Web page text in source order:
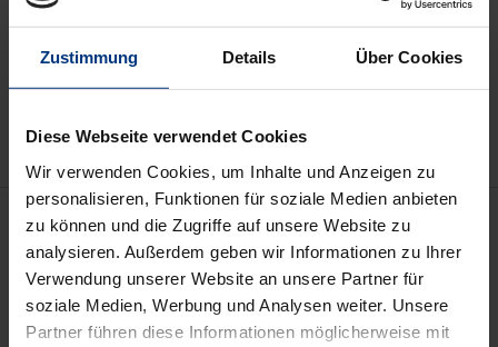
Zustimmung Details Über Cookies
Diese Webseite verwendet Cookies
Wir verwenden Cookies, um Inhalte und Anzeigen zu
personalisieren, Funktionen für soziale Medien anbieten
zu können und die Zugriffe auf unsere Website zu
analysieren. Außerdem geben wir Informationen zu Ihrer
Verwendung unserer Website an unsere Partner für
soziale Medien, Werbung und Analysen weiter. Unsere
Partner führen diese Informationen möglicherweise mit
Bibliographical data
Edition
1